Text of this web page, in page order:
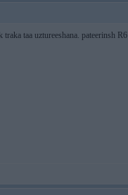
traka taa uztureeshana. pateerinsh